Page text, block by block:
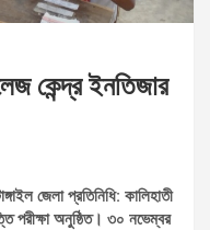
কেন্দ্র ইনতিজার
জেলা প্রতিনিধি: কালিহাতী
পরীক্ষা অনুষ্ঠিত। ৩০ নভেম্বর